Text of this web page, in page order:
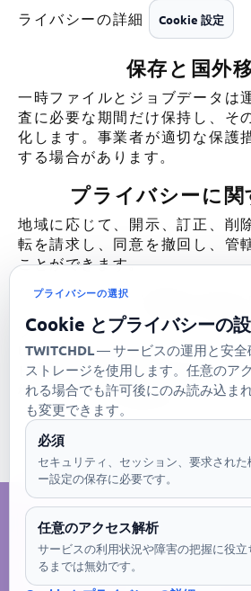
ライバシーの詳細
Cookie 設定
保存と国外
一時ファイルとジョブデータは
査に必要な期間だけ保持し、そ
化します。事業者が適切な保護
する場合があります。
プライバシーに関
地域に応じて、開示、訂正、削
転を請求し、同意を撤回し、管
ことができます。
プライバシーに関
twitchdlcc@gmail.com へ送信
ビス名と必要な情報を記載し、
機微情報は送らないでください
最終更新日: 2026-
©2026
プライバシーの選択
Cookie とプライバシーの
TWITCHDL— サービスの運用と安全
ストレージを使用します。任意のア
れる場合でも許可後にのみ読み込ま
も変更できます。
必須
セキュリティ、セッション、要求され
ー設定の保存に必要です。
任意のアクセス解析
サービスの利用状況や障害の把握に役
るまでは無効です。